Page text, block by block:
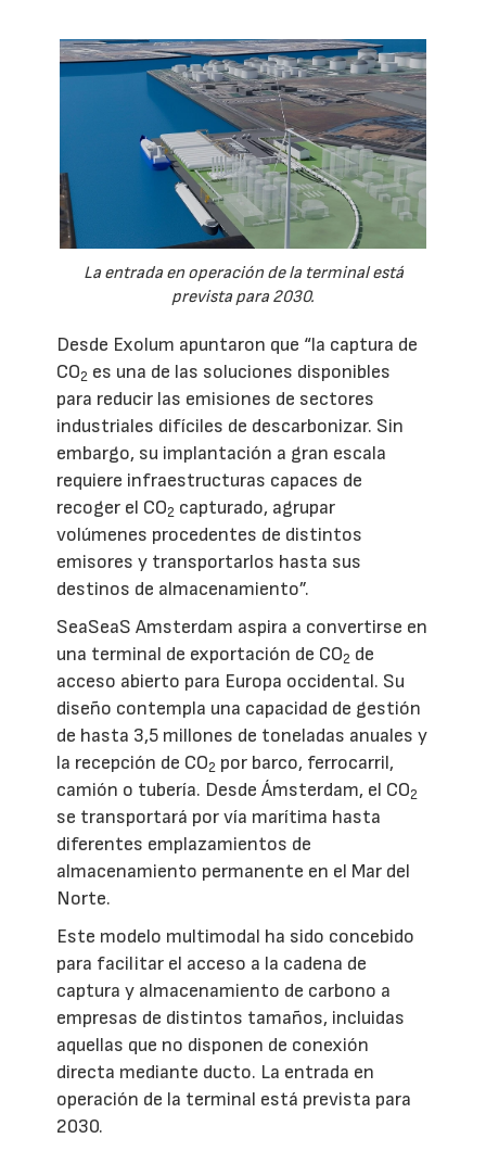
La entrada en operación de la terminal está
prevista para 2030.
Desde Exolum apuntaron que “la captura de
CO2 es una de las soluciones disponibles
para reducir las emisiones de sectores
industriales difíciles de descarbonizar. Sin
embargo, su implantación a gran escala
requiere infraestructuras capaces de
recoger el CO2 capturado, agrupar
volúmenes procedentes de distintos
emisores y transportarlos hasta sus
destinos de almacenamiento”.
SeaSeaS Amsterdam aspira a convertirse en
una terminal de exportación de CO2 de
acceso abierto para Europa occidental. Su
diseño contempla una capacidad de gestión
de hasta 3,5 millones de toneladas anuales y
la recepción de CO2 por barco, ferrocarril,
camión o tubería. Desde Ámsterdam, el CO2
se transportará por vía marítima hasta
diferentes emplazamientos de
almacenamiento permanente en el Mar del
Norte.
Este modelo multimodal ha sido concebido
para facilitar el acceso a la cadena de
captura y almacenamiento de carbono a
empresas de distintos tamaños, incluidas
aquellas que no disponen de conexión
directa mediante ducto. La entrada en
operación de la terminal está prevista para
2030.